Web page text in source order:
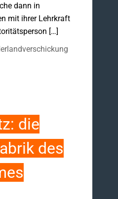
dann in
mit ihrer Lehrkraft
[…]
die
des